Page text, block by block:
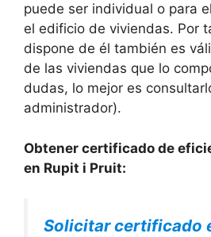
puede ser individual o para
el edificio de viviendas. Por
dispone de él también es
de las viviendas que lo
dudas, lo mejor es
administrador).
Obtener certificado de
en Rupit i Pruit:
Solicitar certificado